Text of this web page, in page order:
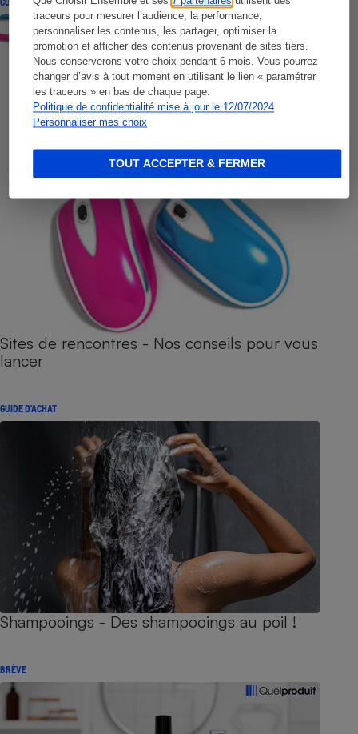
traceurs pour mesurer l’audience, la performance,
personnaliser les contenus, les partager, optimiser la
promotion et afficher des contenus provenant de sites tiers.
Nous conserverons votre choix pendant 6 mois. Vous pourrez
changer d’avis à tout moment en utilisant le lien « paramétrer
les traceurs » en bas de chaque page.
Politique de confidentialité mise à jour le 12/07/2024
Personnaliser mes choix
TOUT ACCEPTER & FERMER
Sites de rencontres - Nos conseils pour vous
lancer
GUIDE D'ACHAT
Shampooings - Des shampooings au poil !
BRÈVE